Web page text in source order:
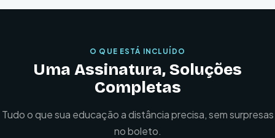
O QUE ESTÁ INCLUÍDO
Uma Assinatura, Soluções
Completas
Tudo o que sua educação a distância precisa, sem surpresas
no boleto.